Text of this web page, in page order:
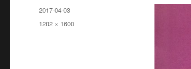
Đăng
ngày
2017-04-03
Kích
1202 × 1600